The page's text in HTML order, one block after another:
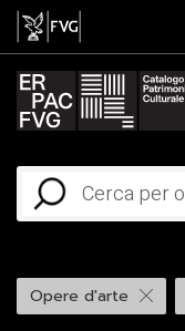
Opere d'arte